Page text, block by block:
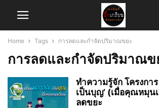
Home Tags การลดและกำจัดปริมาณขยะ
การลดและกำจัดปริมาณข
ทำความรู้จัก โครงกา
เป็นบุญ’ (เมื่อคุณหมุน
ลดขยะ